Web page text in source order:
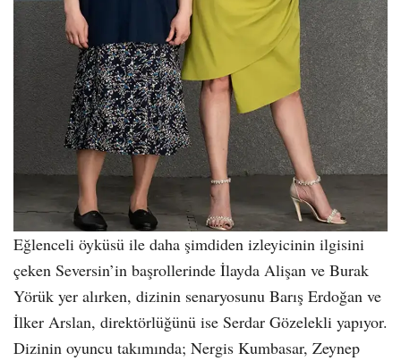
Eğlenceli öyküsü ile daha şimdiden izleyicinin ilgisini
çeken Seversin’in başrollerinde İlayda Alişan ve Burak
Yörük yer alırken, dizinin senaryosunu Barış Erdoğan ve
İlker Arslan, direktörlüğünü ise Serdar Gözelekli yapıyor.
Dizinin oyuncu takımında; Nergis Kumbasar, Zeynep